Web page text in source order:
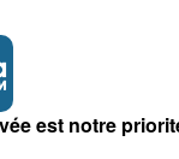
est notre